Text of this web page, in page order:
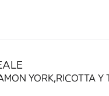
YORK,RICOTTA Y